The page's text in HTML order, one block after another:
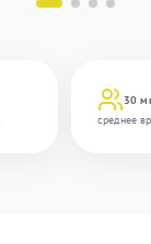
30
среднее